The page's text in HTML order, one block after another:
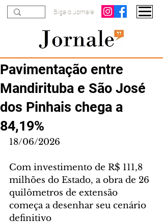
Siga o Jornale
Pavimentação entre
Mandirituba e São José
dos Pinhais chega a
84,19%
18/06/2026
Com investimento de R$ 111,8
milhões do Estado, a obra de 26
quilômetros de extensão
começa a desenhar seu cenário
definitivo